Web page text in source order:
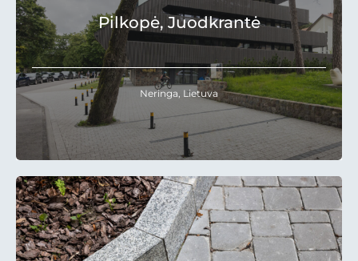
Pilkopė, Juodkrantė
Neringa, Lietuva